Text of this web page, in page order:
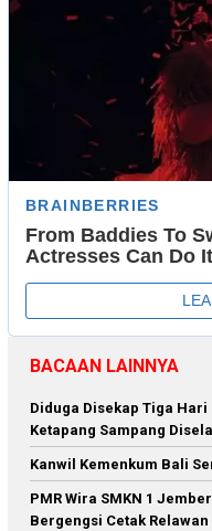
BACAAN LAINNYA
Diduga Disekap Tiga Hari
Ketapang Sampang
Kanwil Kemenkum Bali
PMR Wira SMKN 1
Bergengsi Cetak